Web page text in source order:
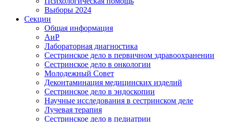
Выборы 2024
Секции
Общая информация
АиР
Лабораторная диагностика
Сестринское дело в первичном здравоохранении
Сестринское дело в онкологии
Молодежный Совет
Деконтаминация медицинских изделий
Сестринское дело в эндоскопии
Научные исследования в сестринском деле
Лучевая терапия
Сестринское дело в педиатрии